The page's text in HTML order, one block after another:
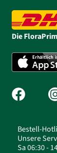
Die
Bestell-
Unsere
Sa 06:30 -